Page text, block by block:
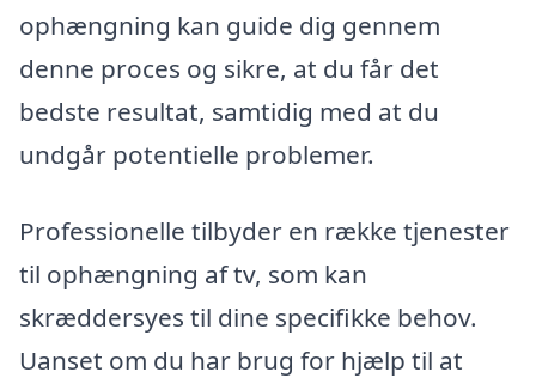
ophængning kan guide dig gennem
denne proces og sikre, at du får det
bedste resultat, samtidig med at du
undgår potentielle problemer.
Professionelle tilbyder en række tjenester
til ophængning af tv, som kan
skræddersyes til dine specifikke behov.
Uanset om du har brug for hjælp til at